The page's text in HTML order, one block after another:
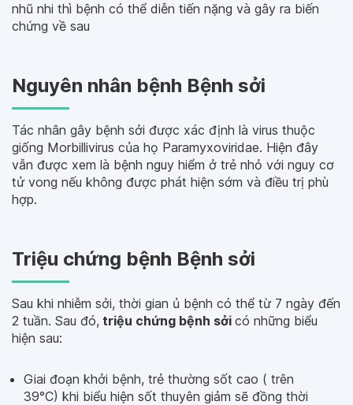
nhũ nhi thì bệnh có thể diễn tiến nặng và gây ra biến
chứng về sau
Nguyên nhân bệnh Bệnh sởi
Tác nhân gây bệnh sởi được xác định là virus thuộc
giống Morbillivirus của họ Paramyxoviridae. Hiện đây
vẫn được xem là bệnh nguy hiểm ở trẻ nhỏ với nguy cơ
tử vong nếu không được phát hiện sớm và điều trị phù
hợp.
Triệu chứng bệnh Bệnh sởi
Sau khi nhiễm sởi, thời gian ủ bệnh có thể từ 7 ngày đến
2 tuần. Sau đó, triệu chứng bệnh sởi có những biểu
hiện sau:
Giai đoạn khởi bệnh, trẻ thường sốt cao ( trên
39°C) khi biểu hiện sốt thuyên giảm sẽ đồng thời